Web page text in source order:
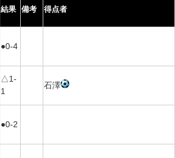
結果 備考 得点者
●0-4
△1-
1
石澤
●0-2